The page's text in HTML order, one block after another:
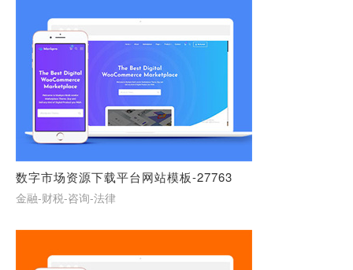
数字市场资源下载平台网站模板-27763
金融-财税-咨询-法律